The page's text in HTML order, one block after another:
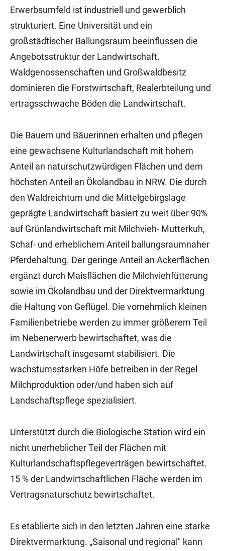
Erwerbsumfeld ist industriell und gewerblich
strukturiert. Eine Universität und ein
großstädtischer Ballungsraum beeinflussen die
Angebotsstruktur der Landwirtschaft.
Waldgenossenschaften und Großwaldbesitz
dominieren die Forstwirtschaft, Realerbteilung und
ertragsschwache Böden die Landwirtschaft.
Die Bauern und Bäuerinnen erhalten und pflegen
eine gewachsene Kulturlandschaft mit hohem
Anteil an naturschutzwürdigen Flächen und dem
höchsten Anteil an Ökolandbau in NRW. Die durch
den Waldreichtum und die Mittelgebirgslage
geprägte Landwirtschaft basiert zu weit über 90%
auf Grünlandwirtschaft mit Milchvieh- Mutterkuh,
Schaf- und erheblichem Anteil ballungsraumnaher
Pferdehaltung. Der geringe Anteil an Ackerflächen
ergänzt durch Maisflächen die Milchviehfütterung
sowie im Ökolandbau und der Direktvermarktung
die Haltung von Geflügel. Die vornehmlich kleinen
Familienbetriebe werden zu immer größerem Teil
im Nebenerwerb bewirtschaftet, was die
Landwirtschaft insgesamt stabilisiert. Die
wachstumsstarken Höfe betreiben in der Regel
Milchproduktion oder/und haben sich auf
Landschaftspflege spezialisiert.
Unterstützt durch die Biologische Station wird ein
nicht unerheblicher Teil der Flächen mit
Kulturlandschaftspflegeverträgen bewirtschaftet.
15 % der Landwirtschaftlichen Fläche werden im
Vertragsnaturschutz bewirtschaftet.
Es etablierte sich in den letzten Jahren eine starke
Direktvermarktung. „Saisonal und regional" kann